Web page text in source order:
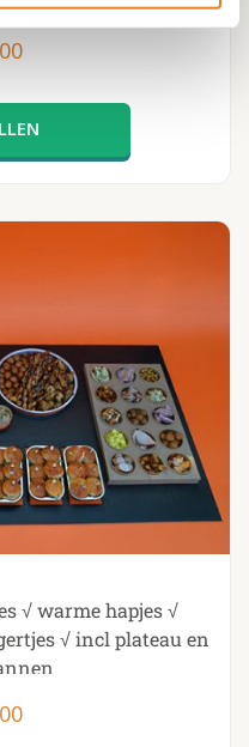
√ warme hapjes √
√ incl plateau en